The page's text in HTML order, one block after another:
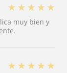
★ ★ ★ ★ ★
muy bien y
★ ★ ★ ★ ★